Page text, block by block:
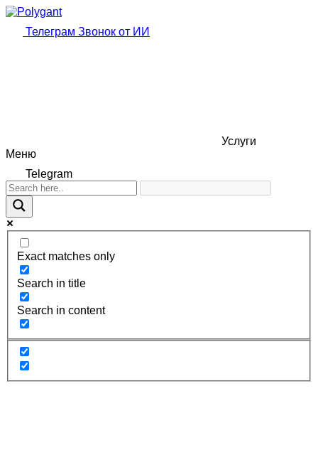
Телеграм Звонок от ИИ
Услуги
Меню
Telegram
Exact matches only
Search in title
Search in content